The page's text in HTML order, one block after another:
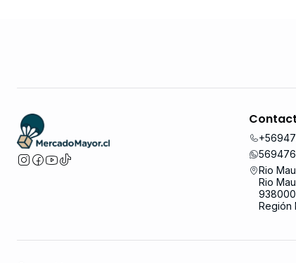
Rio
Rio
Región